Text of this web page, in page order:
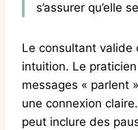
s’assurer qu’elle
Le consultant valide
intuition. Le
messages « parlent
une connexion
peut inclure des